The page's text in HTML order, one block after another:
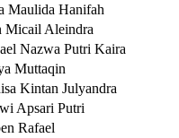
Maulida Hanifah
Micail Aleindra
Nazwa Putri Kaira
Muttaqin
Kintan Julyandra
Apsari Putri
Rafael